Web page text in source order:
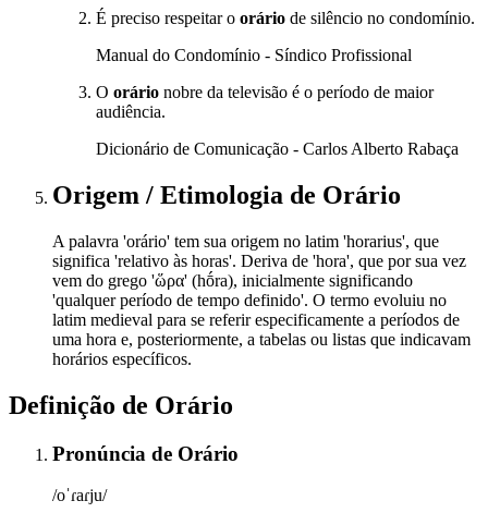
É preciso respeitar o orário de silêncio no condomínio.
Manual do Condomínio - Síndico Profissional
O orário nobre da televisão é o período de maior
audiência.
Dicionário de Comunicação - Carlos Alberto Rabaça
Origem / Etimologia de Orário
A palavra 'orário' tem sua origem no latim 'horarius', que
significa 'relativo às horas'. Deriva de 'hora', que por sua vez
vem do grego 'ὥρα' (hṓra), inicialmente significando
'qualquer período de tempo definido'. O termo evoluiu no
latim medieval para se referir especificamente a períodos de
uma hora e, posteriormente, a tabelas ou listas que indicavam
horários específicos.
Definição de Orário
Pronúncia de Orário
/oˈɾaɾju/